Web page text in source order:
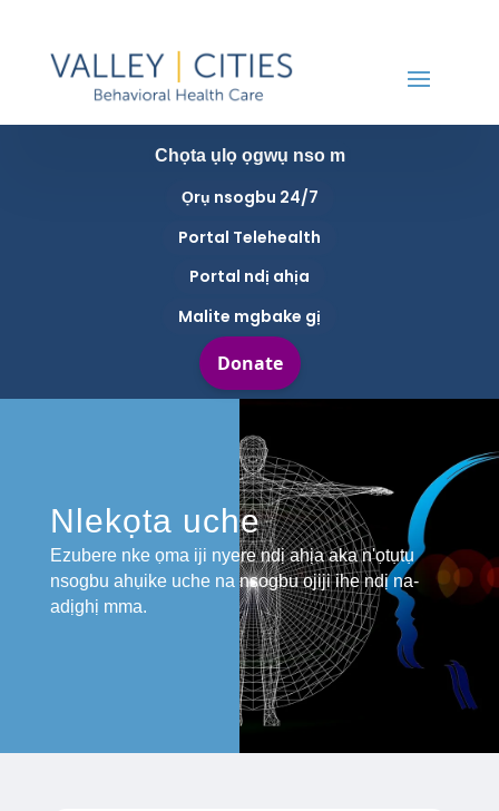
Chọta ụlọ ọgwụ nso m
Ọrụ nsogbu 24/7
Portal Telehealth
Portal ndị ahịa
Malite mgbake gị
Nlekọta uche
Ezubere nke ọma iji nyere ndị ahịa aka n'ọtụtụ
nsogbu ahụike uche na nsogbu ojiji ihe ndị na-
adịghị mma.